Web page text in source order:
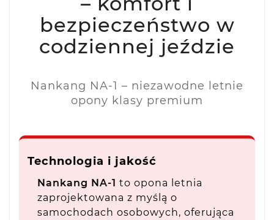
bezpieczeństwo w
codziennej jeździe
Nankang NA-1 – niezawodne letnie
opony klasy premium
Technologia i jakość
Nankang NA-1 to opona letnia
zaprojektowana z myślą o
samochodach osobowych, oferująca